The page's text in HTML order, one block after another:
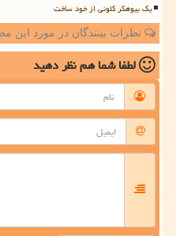
یک بیوهکر کلونی از خود ساخت
نظرات بینندگان در مورد این
لطفا شما همنظر دهید